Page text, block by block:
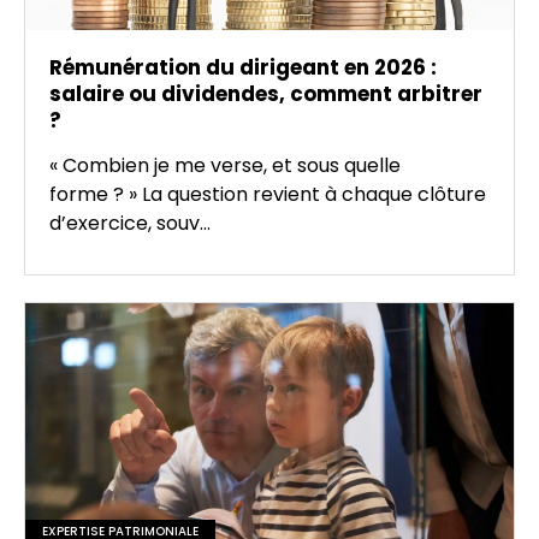
Rémunération du dirigeant en 2026 :
salaire ou dividendes, comment arbitrer
?
« Combien je me verse, et sous quelle
forme ? » La question revient à chaque clôture
d’exercice, souv...
EXPERTISE PATRIMONIALE